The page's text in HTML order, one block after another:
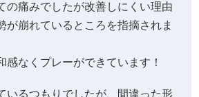
の痛みでしたが改善しにくい理由
が崩れているところを指摘されま
感なくプレーができています！
いるつもりでしたが、間違った形